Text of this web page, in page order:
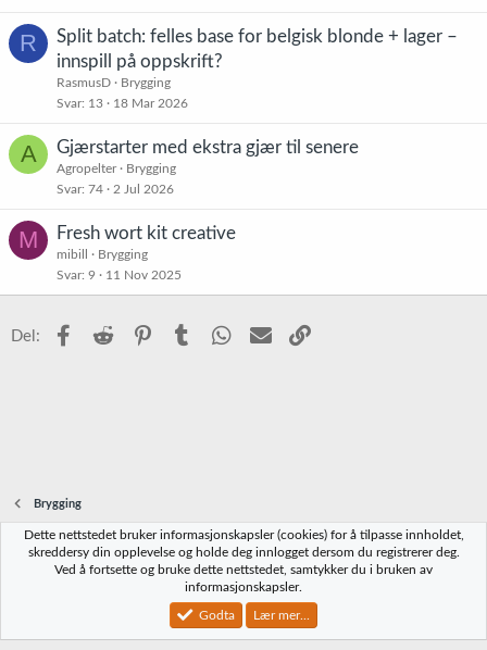
R
Split batch: felles base for belgisk blonde + lager –
innspill på oppskrift?
RasmusD
Brygging
Svar 13 18 Mar 2026
A Gjærstarter med ekstra gjær til senere
Agropelter
Brygging
Svar 74 2 Jul 2026
M Fresh wort kit creative
mibill
Brygging
Svar 9 11 Nov 2025
Del: Facebook
Reddit PinterestTumblr WhatsApp
E-post
Brygging
Norbrygg-default
Vilkår og regler Personvernregler
Community platform by XenForo® © 2010-2023 XenForo Ltd.
Dette nettstedet bruker informasjonskapsler (cookies) for å tilpasse innholdet,
skreddersy din opplevelse og holde deg innlogget dersom du registrerer deg.
Ved å fortsette og bruke dette nettstedet, samtykker du i bruken av
informasjonskapsler.
Godta Lær mer...